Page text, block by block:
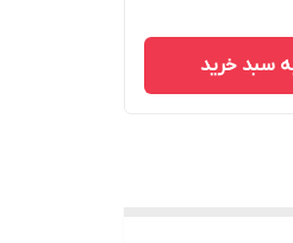
سبد خرید